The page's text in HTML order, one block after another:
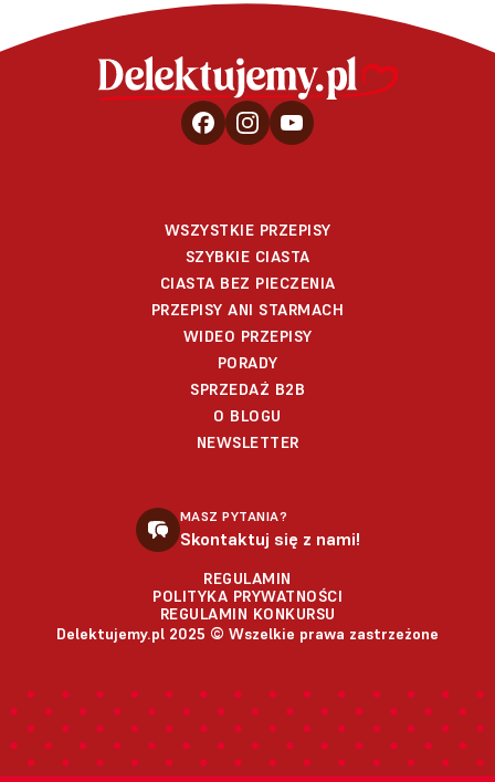
WSZYSTKIE PRZEPISY
SZYBKIE CIASTA
CIASTA BEZ PIECZENIA
PRZEPISY ANI STARMACH
WIDEO PRZEPISY
PORADY
SPRZEDAŻ B2B
O BLOGU
NEWSLETTER
MASZ PYTANIA?
Skontaktuj się z nami!
REGULAMIN
POLITYKA PRYWATNOŚCI
REGULAMIN KONKURSU
Delektujemy.pl 2025 © Wszelkie prawa zastrzeżone